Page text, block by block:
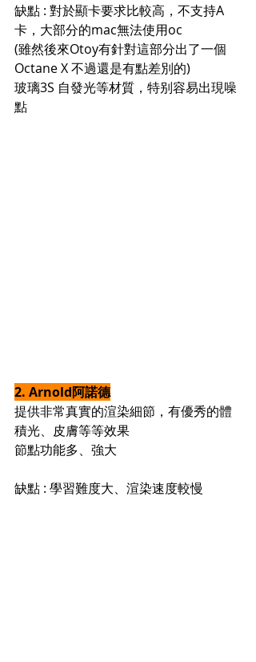
缺點 : 對於顯卡要求比較高，不支持A
卡，大部分的mac無法使用oc
(雖然後來Otoy有針對這部分出了一個
Octane X 不過還是有點差別的)
玻璃3S 自發光等材質，特别容易出現噪
點
2. Arnold阿諾德
提供非常真實的渲染細節，有優秀的體
積光、皮膚等等效果
節點功能多、強大
缺點 : 學習難度大、渲染速度較慢